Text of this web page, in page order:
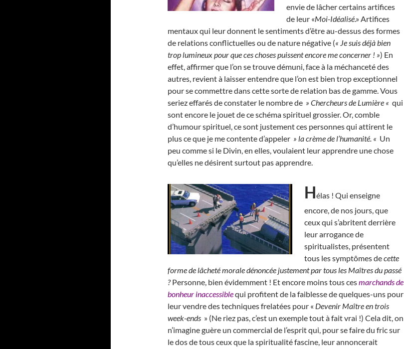
envie de lâcher certains artifices
de leur «Moi-Idéalisé.» Artifices
mentaux qui leur donnent le sentiments d’être au-dessus des formes
de relations conflictuelles ou de nature négative (« Je suis déjà bien
trop lumineux pour que ces choses puissent encore me concerner ! ») En
effet, affirmer que l’on se trouve démuni, face à la méchanceté des
autres, revient à laisser entendre que l’on est bien trop exceptionnel
pour se commettre dans cette sorte de relation bas de gamme. Vous
seriez effarés de constater le nombre de » Chercheurs de Lumière « qui
sont encore le jouet de ce schéma spirituel grossier. Or, comble
d’humour spirituel, ce sont justement ces personnes qui attirent le
plus ce que je me contente d’appeler » la crème de l’humanité. « Un
peu comme si le Divin, en elles, voulaient leur apprendre une chose
qu’elles ne désirent surtout pas apprendre.
Hélas ! Qui enseigne
encore, de nos jours, que
ceux qui s’abritent derrière
leur arrogance de
spiritualistes, présentent
tous les symptômes decette
forme de lâcheté morale dénoncée justement par tous les Maîtres du passé
?Personne, bien évidemment ! Et encore moins tous cesmarchands de
bonheur inaccessiblequi profitent de la faiblesse de quelques-uns pour
leur vendre des techniques frelatées pour « Devenir Maître en trois
week-ends » (Ne riez pas, c’est un exemple tout à fait vrai !) Cela dit, on
n’imagine guère un commercial de l’esprit qui, pour se faire du fric sur
le dos de tous ceux que la spiritualité fascine, leur annoncerait